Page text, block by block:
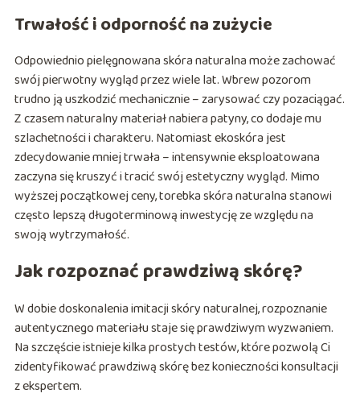
Trwałość i odporność na zużycie
Odpowiednio pielęgnowana skóra naturalna może zachować
swój pierwotny wygląd przez wiele lat. Wbrew pozorom
trudno ją uszkodzić mechanicznie – zarysować czy pozaciągać.
Z czasem naturalny materiał nabiera patyny, co dodaje mu
szlachetności i charakteru. Natomiast ekoskóra jest
zdecydowanie mniej trwała – intensywnie eksploatowana
zaczyna się kruszyć i tracić swój estetyczny wygląd. Mimo
wyższej początkowej ceny, torebka skóra naturalna stanowi
często lepszą długoterminową inwestycję ze względu na
swoją wytrzymałość.
Jak rozpoznać prawdziwą skórę?
W dobie doskonalenia imitacji skóry naturalnej, rozpoznanie
autentycznego materiału staje się prawdziwym wyzwaniem.
Na szczęście istnieje kilka prostych testów, które pozwolą Ci
zidentyfikować prawdziwą skórę bez konieczności konsultacji
z ekspertem.